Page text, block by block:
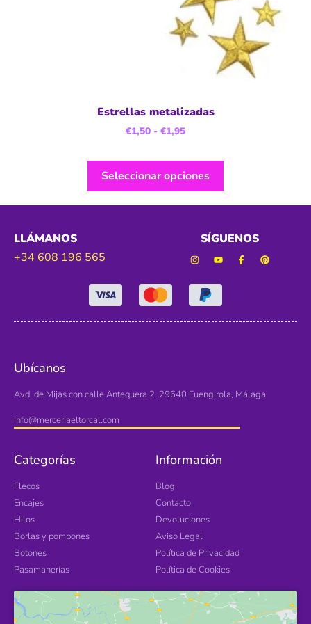
Estrellas metalizadas
€1,50 - €1,95
Seleccionar opciones
LLÁMANOS
+34 608 196 565
SÍGUENOS
Ubícanos
Avd. de Mijas con calle Antequera 2. 29640 Fuengirola, Málaga
info@merceriaeltorcal.com
Categorías
Flecos
Encajes
Hilos
Borlas y pompones
Botones
Pasamanerías
Información
Blog
Contacto
Devoluciones
Aviso Legal
Política de Privacidad
Política de Cookies